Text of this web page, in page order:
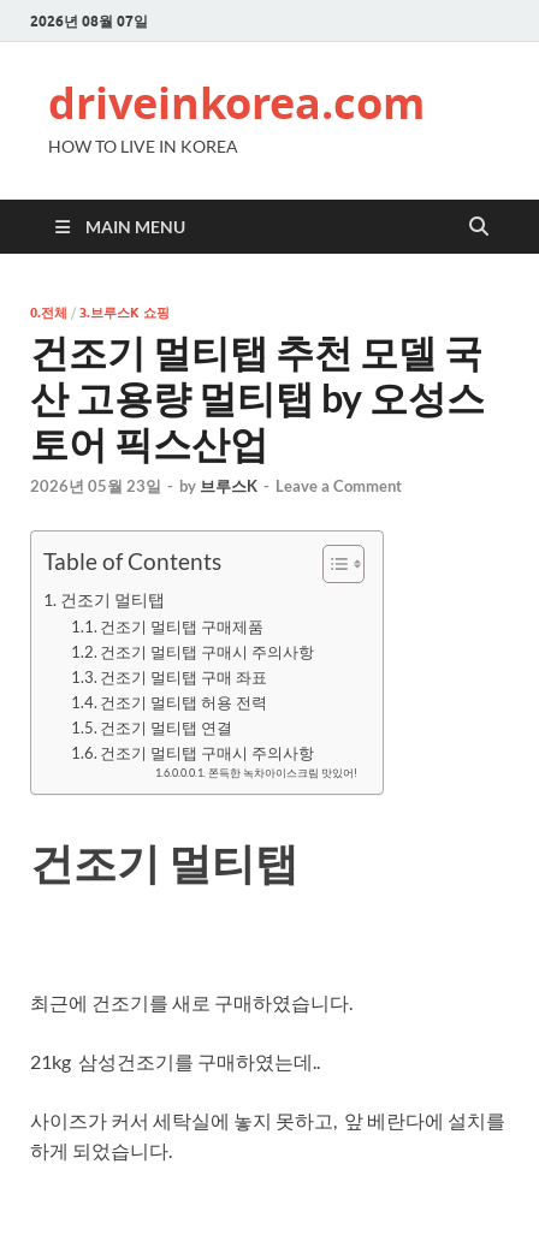
2026년 08월 07일
driveinkorea.com
HOW TO LIVE IN KOREA
MAIN MENU
0.전체 / 3.브루스K 쇼핑
건조기 멀티탭 추천 모델 국
산 고용량 멀티탭 by 오성스
토어 픽스산업
2026년 05월 23일 - by 브루스K - Leave a Comment
Table of Contents
건조기 멀티탭
건조기 멀티탭 구매제품
건조기 멀티탭 구매시 주의사항
건조기 멀티탭 구매 좌표
건조기 멀티탭 허용 전력
건조기 멀티탭 연결
건조기 멀티탭 구매시 주의사항
쫀득한 녹차아이스크림 맛있어!
건조기 멀티탭
최근에 건조기를 새로 구매하였습니다.
21kg 삼성건조기를 구매하였는데..
사이즈가 커서 세탁실에 놓지 못하고, 앞 베란다에 설치를
하게 되었습니다.